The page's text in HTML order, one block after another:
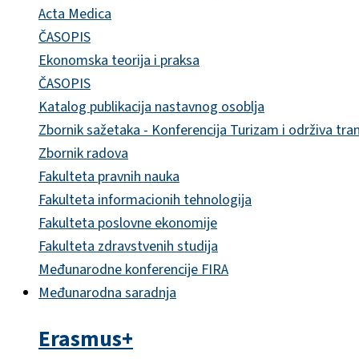
Acta Medica
ČASOPIS
Ekonomska teorija i praksa
ČASOPIS
Katalog publikacija nastavnog osoblja
Zbornik sažetaka - Konferencija Turizam i održiva
Zbornik radova
Fakulteta pravnih nauka
Fakulteta informacionih tehnologija
Fakulteta poslovne ekonomije
Fakulteta zdravstvenih studija
Međunarodne konferencije FIRA
Međunarodna saradnja
Erasmus+